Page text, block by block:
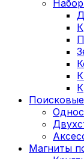
Магниты